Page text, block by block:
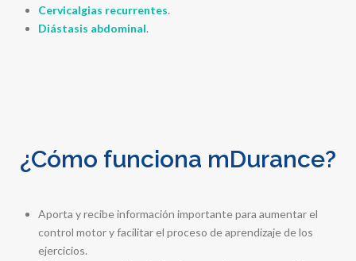
Cervicalgias recurrentes.
Diástasis abdominal.
¿Cómo funciona mDurance?
Aporta y recibe información importante para aumentar el
control motor y facilitar el proceso de aprendizaje de los
ejercicios.